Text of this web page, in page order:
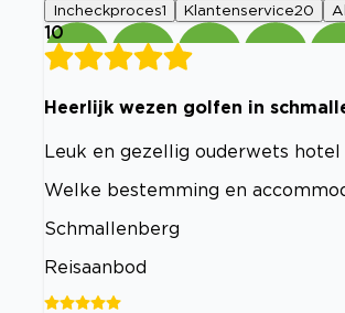
Incheckproces1 Klantenservice20
10
Heerlijk wezen golfen in
Leuk en gezellig ouderwets
Welke bestemming en
Schmallenberg
Reisaanbod